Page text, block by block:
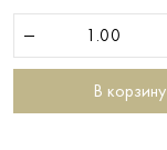
В корзину